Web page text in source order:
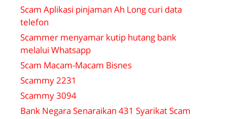
Scam Aplikasi pinjaman Ah Long curi data
telefon
Scammer menyamar kutip hutang bank
melalui Whatsapp
Scam Macam-Macam Bisnes
Scammy 2231
Scammy 3094
Bank Negara Senaraikan 431 Syarikat Scam